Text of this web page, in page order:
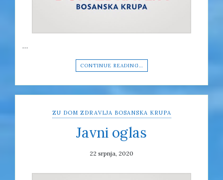
…
CONTINUE READING…
ZU DOM ZDRAVLJA BOSANSKA KRUPA
Javni oglas
22 srpnja, 2020